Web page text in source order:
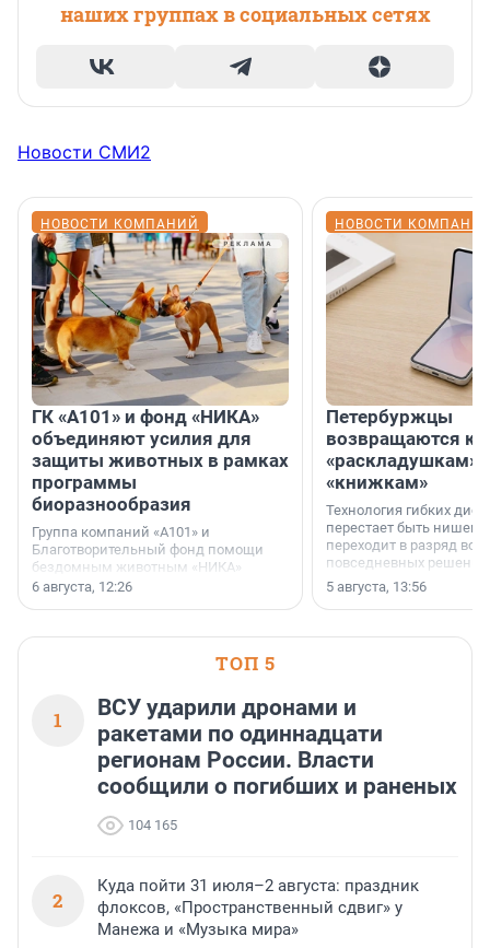
наших группах в социальных сетях
Новости СМИ2
НОВОСТИ КОМПАНИЙ
ГК «А101» и фонд «НИКА»
объединяют усилия для
защиты животных в рамках
программы
биоразнообразия
Группа компаний «А101» и
Благотворительный фонд помощи
бездомным животным «НИКА»
заключили соглашение о
6 августа, 12:26
НОВОСТИ
Петербуржцы
возвращаются к
«раскладушкам»
«книжкам»
Технология гибких
перестает быть
переходит в разряд
повседневных
5 августа, 13:56
ТОП 5
1
ВСУ ударили дронами и
ракетами по одиннадцати
регионам России. Власти
сообщили о погибших и раненых
104 165
2
Куда пойти 31 июля–2 августа: праздник
флоксов, «Пространственный сдвиг» у
Манежа и «Музыка мира»